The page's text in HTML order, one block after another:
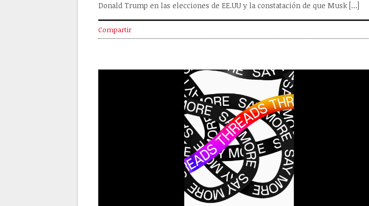
Donald Trump en las elecciones de EE.UU y la constatación de que Musk […]
Compartir